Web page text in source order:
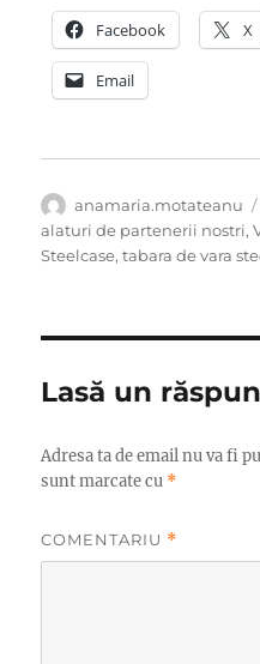
Facebook X
Email
Autor
anamaria.motateanu
alaturi de partenerii nostri,
Steelcase,tabara de vara
Lasă un
Adresa ta de email nu va fi
sunt marcate cu *
COMENTARIU *